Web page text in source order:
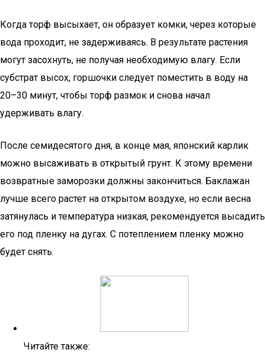
Когда торф высыхает, он образует комки, через которые
вода проходит, не задерживаясь. В результате растения
могут засохнуть, не получая необходимую влагу. Если
субстрат высох, горшочки следует поместить в воду на
20–30 минут, чтобы торф размок и снова начал
удерживать влагу.
После семидесятого дня, в конце мая, японский карлик
можно высаживать в открытый грунт. К этому времени
возвратные заморозки должны закончиться. Баклажан
лучше всего растет на открытом воздухе, но если весна
затянулась и температура низкая, рекомендуется высадить
его под пленку на дугах. С потеплением пленку можно
будет снять.
Читайте также: